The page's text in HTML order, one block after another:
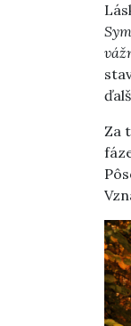
Za